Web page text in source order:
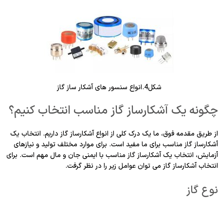
شکل4.انواع سنسور های آشکار ساز گاز
چگونه یک آشکارساز گاز مناسب انتخاب کنیم؟
از طریق مقدمه فوق، ما یک درک کلی از انواع آشکارساز گاز داریم. انتخاب یک
آشکارساز گاز مناسب برای ما مفید است. برای موارد مختلف تولید و نیازهای
آزمایش، انتخاب یک آشکارساز گاز مناسب با ایمنی جان و مال مهم است. برای
انتخاب آشکارساز گاز می توانعوامل زیر را در نظر گرفت.
نوع گاز